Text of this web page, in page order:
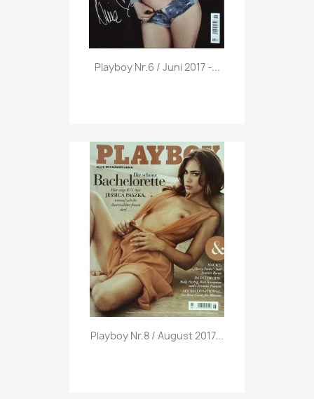
Vorschau
Playboy Nr.6 / Juni 2017 -...
Vorschau
Playboy Nr.8 / August 2017...